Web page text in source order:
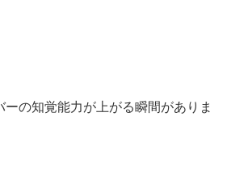
ーの知覚能力が上がる瞬間がありま